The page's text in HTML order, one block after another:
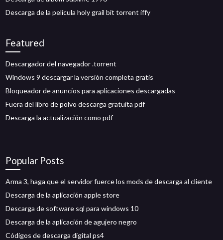
Descarga de la película holy grail bit torrent iffy
Featured
Descargador del navegador .torrent
Windows 9 descargar la versión completa gratis
Bloqueador de anuncios para aplicaciones descargadas
Fuera del libro de polvo descarga gratuita pdf
Descarga la actualización como pdf
Popular Posts
Arma 3, haga que el servidor fuerce los mods de descarga al cliente
Descarga de la aplicación apple store
Descarga de software sql para windows 10
Descarga de la aplicación de agujero negro
Códigos de descarga digital ps4